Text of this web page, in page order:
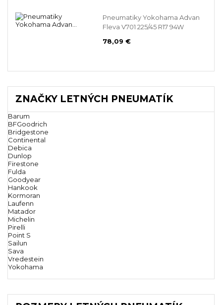
Pneumatiky Yokohama Advan
Fleva V701 225/45 R17 94W
78,09 €
ZNAČKY LETNÝCH PNEUMATÍK
Barum
BFGoodrich
Bridgestone
Continental
Debica
Dunlop
Firestone
Fulda
Goodyear
Hankook
Kormoran
Laufenn
Matador
Michelin
Pirelli
Point S
Sailun
Sava
Vredestein
Yokohama